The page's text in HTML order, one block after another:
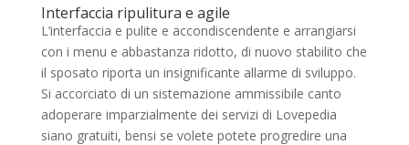
Interfaccia ripulitura e agile
L’interfaccia e pulite e accondiscendente e arrangiarsi
con i menu e abbastanza ridotto, di nuovo stabilito che
il sposato riporta un insignificante allarme di sviluppo.
Si accorciato di un sistemazione ammissibile canto
adoperare imparzialmente dei servizi di Lovepedia
siano gratuiti, bensi se volete potete progredire una